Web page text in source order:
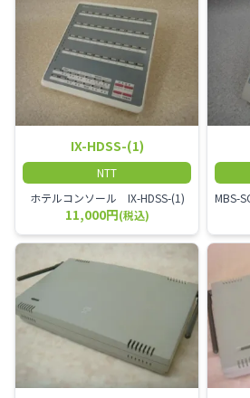
IX-HDSS-(1)
NTT
ホテルコンソール IX-HDSS-(1)
11,000円(税込)